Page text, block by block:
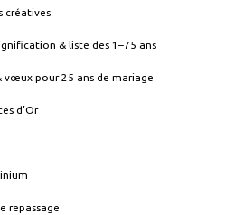
créatives
& liste des 1–75 ans
vœux pour 25 ans de mariage
d’Or
repassage